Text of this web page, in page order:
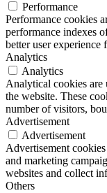
Performance
Performance cookies
performance indexes
better user experience
Analytics
Analytics
Analytical cookies are
the website. These
number of visitors,
Advertisement
Advertisement
Advertisement
and marketing
websites and collect
Others